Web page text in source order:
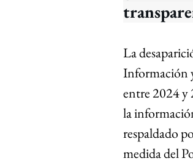
La
Información
entre 2024 y
la
respaldado
medida del